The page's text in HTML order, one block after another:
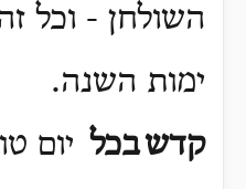
השולחן - וכל
ימות השנה.
קדשבכל יום